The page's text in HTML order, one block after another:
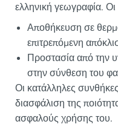
ελληνική γεωγραφία.
Αποθήκευση σε
επιτρεπόμενη
Προστασία από την
στην σύνθεση του
Οι κατάλληλες
διασφάλιση της
ασφαλούς χρήσης του.